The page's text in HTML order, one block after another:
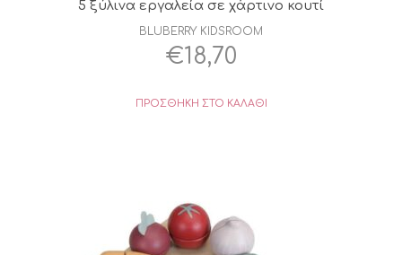
5 ξύλινα εργαλεία σε χάρτινο κουτί
BLUBERRY KIDSROOM
€18,70
ΠΡΟΣΘΉΚΗ ΣΤΟ ΚΑΛΆΘΙ